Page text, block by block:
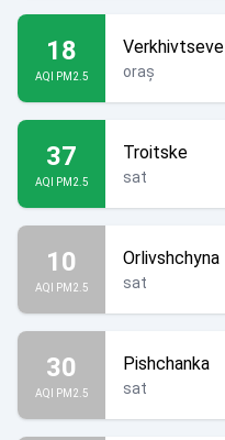
18
AQI PM2.5
Verkhivtseve
oraș
37
AQI PM2.5
Troitske
sat
10
AQI PM2.5
Orlivshchyna
sat
30
AQI PM2.5
Pishchanka
sat